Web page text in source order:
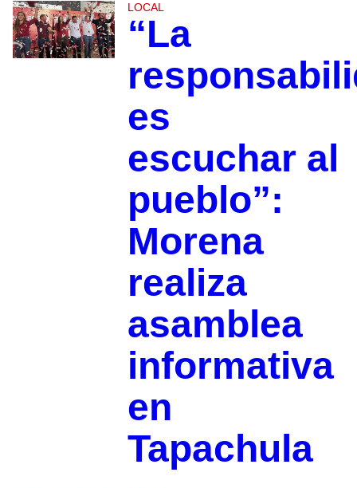
LOCAL
“La
es
escuchar al
pueblo”:
Morena
realiza
asamblea
informativa
en
Tapachula